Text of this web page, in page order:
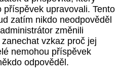
upravovali. Tento
zatím nikdo neodpověděl
změnili
vzkaz proč jej
nemohou příspěvek
odpověděl.